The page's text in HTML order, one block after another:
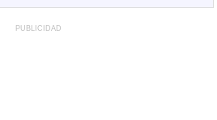
PUBLICIDAD